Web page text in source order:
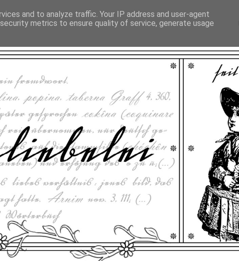
and to analyze traffic. Your IP address and user-agent
metrics to ensure quality of service, generate usage